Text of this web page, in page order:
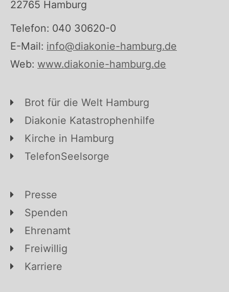
22765 Hamburg
Telefon: 040 30620-0
E-Mail: info@diakonie-hamburg.de
Web: www.diakonie-hamburg.de
Brot für die Welt Hamburg
Diakonie Katastrophenhilfe
Kirche in Hamburg
TelefonSeelsorge
Presse
Spenden
Ehrenamt
Freiwillig
Karriere